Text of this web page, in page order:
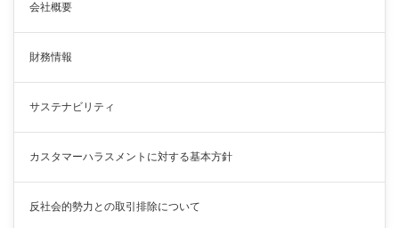
会社概要
財務情報
サステナビリティ
カスタマーハラスメントに対する基本方針
反社会的勢力との取引排除について